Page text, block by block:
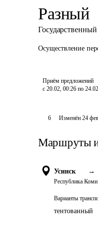
Разный
Государственный
Осуществление
Приём предложений
с 20.02, 00:26 по
6 Изменён 24
Маршруты и
Усинск →
Республика Коми
Варианты
тентованный